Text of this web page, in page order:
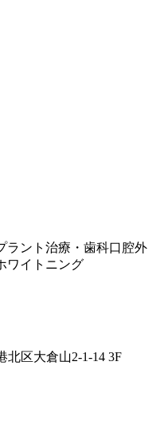
ラント治療・歯科口腔外
ワイトニング
北区大倉山2-1-14 3F